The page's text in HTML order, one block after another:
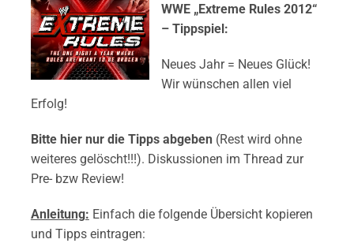
WWE „Extreme Rules 2012“
– Tippspiel:
Neues Jahr = Neues Glück!
Wir wünschen allen viel
Erfolg!
Bitte hier nur die Tipps abgeben (Rest wird ohne
weiteres gelöscht!!!). Diskussionen im Thread zur
Pre- bzw Review!
Anleitung: Einfach die folgende Übersicht kopieren
und Tipps eintragen: